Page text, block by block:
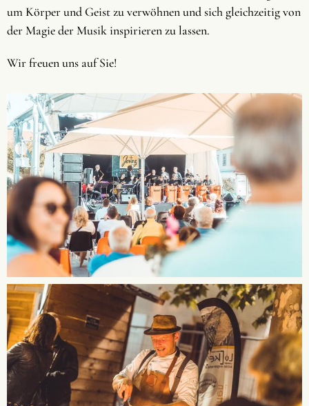
um Körper und Geist zu verwöhnen und sich gleichzeitig von
der Magie der Musik inspirieren zu lassen.
Wir freuen uns auf Sie!